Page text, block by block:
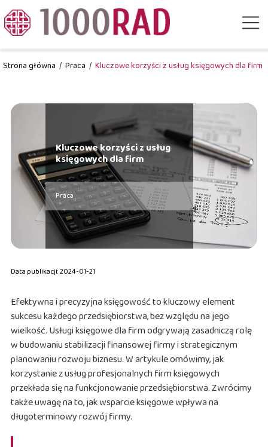
Strona główna / Praca / Kluczowe korzyści z usług księgowych dla firm
Kluczowe korzyści z usług
księgowych dla firm
Praca
Data publikacji: 2024-01-21
Efektywna i precyzyjna księgowość to kluczowy element
sukcesu każdego przedsiębiorstwa, bez względu na jego
wielkość. Usługi księgowe dla firm odgrywają zasadniczą rolę
w budowaniu stabilizacji finansowej firmy i strategicznym
planowaniu rozwoju biznesu. W artykule omówimy, jak
korzystanie z usług profesjonalnych firm księgowych
przekłada się na funkcjonowanie przedsiębiorstwa. Zwrócimy
także uwagę na to, jak wsparcie księgowe wpływa na
długoterminowy rozwój firmy.